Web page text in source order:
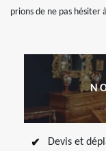
prions de ne pas hésiter
Devis et